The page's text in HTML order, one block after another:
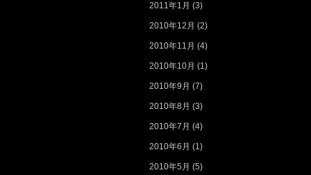
2011年1月 (3)
2010年12月 (2)
2010年11月 (4)
2010年10月 (1)
2010年9月 (7)
2010年8月 (3)
2010年7月 (4)
2010年6月 (1)
2010年5月 (5)